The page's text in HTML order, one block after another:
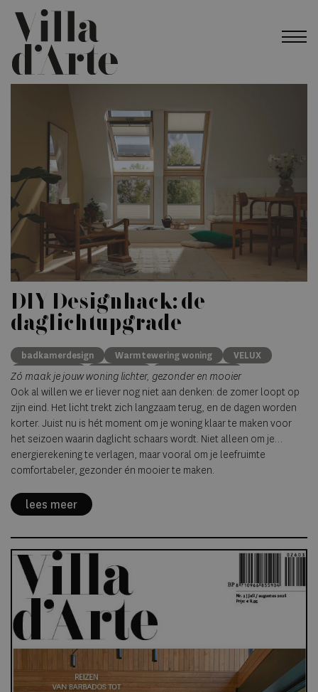
DIY Designhack: de
daglichtupgrade
badkamerdesign Warmtewering woning
VELUX
Rolgordijnen
Dakramen
Daglicht woning
Badkamers
Dakkapel Slaapkamer
Verbouwen
Bovenlicht
Zó maak je jouw woning lichter, gezonder en mooier
Ook al willen we er liever nog niet aan denken: de zomer loopt op
zijn eind. Het licht trekt zich langzaam terug, en de dagen worden
korter. Juist nu is hét moment om je woning klaar te maken voor
het seizoen waarin daglicht schaars wordt. Niet alleen om je
energierekening te verlagen, maar vooral om je leefruimte
comfortabeler, gezonder én mooier te maken.
lees meer